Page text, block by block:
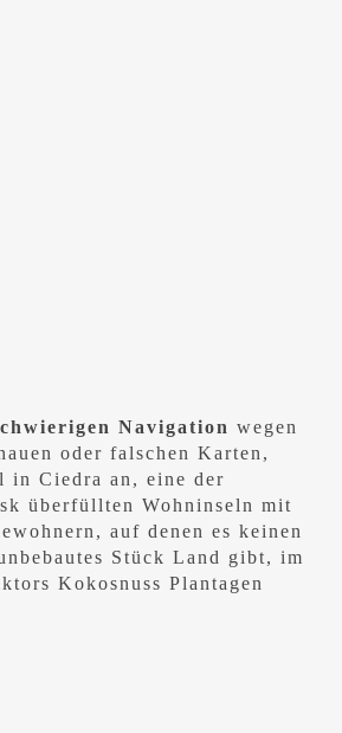
Navigation wegen
oder falschen Karten,
in Ciedra an, eine der
überfüllten Wohninseln mit
auf denen es keinen
Stück Land gibt, im
Kokosnuss Plantagen